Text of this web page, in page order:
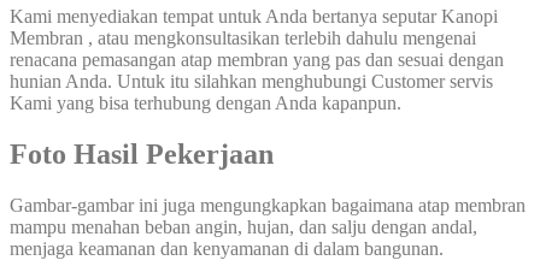
Kami menyediakan tempat untuk Anda bertanya seputar Kanopi
Membran , atau mengkonsultasikan terlebih dahulu mengenai
renacana pemasangan atap membran yang pas dan sesuai dengan
hunian Anda. Untuk itu silahkan menghubungi Customer servis
Kami yang bisa terhubung dengan Anda kapanpun.
Foto Hasil Pekerjaan
Gambar-gambar ini juga mengungkapkan bagaimana atap membran
mampu menahan beban angin, hujan, dan salju dengan andal,
menjaga keamanan dan kenyamanan di dalam bangunan.